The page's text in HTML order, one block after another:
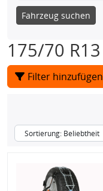
Fahrzeug suchen
175/70 R13
Filter hinzufügen